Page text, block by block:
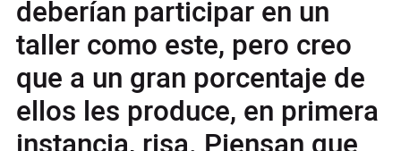
deberían participar en un
taller como este, pero creo
que a un gran porcentaje de
ellos les produce, en primera